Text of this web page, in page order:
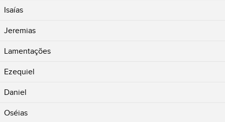
Isaías
Jeremias
Lamentações
Ezequiel
Daniel
Oséias